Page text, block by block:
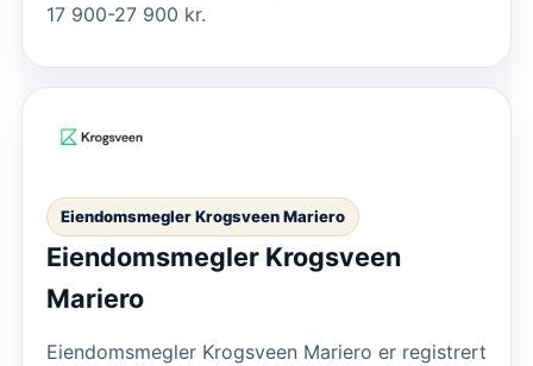
17 900-27 900 kr.
Eiendomsmegler Krogsveen Mariero
Eiendomsmegler Krogsveen
Mariero
Eiendomsmegler Krogsveen Mariero er registrert